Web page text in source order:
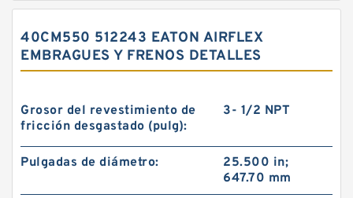
40CM550 512243 EATON AIRFLEX
EMBRAGUES Y FRENOS DETALLES
Grosor del revestimiento de
fricción desgastado (pulg):
3- 1/2 NPT
Pulgadas de diámetro:
25.500 in;
647.70 mm